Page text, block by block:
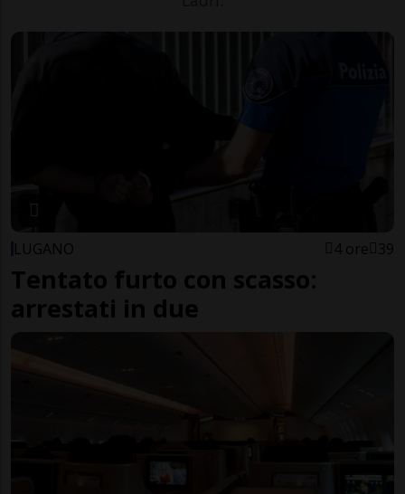
LUGANO 4 ore 39
Tentato furto con scasso:
arrestati in due